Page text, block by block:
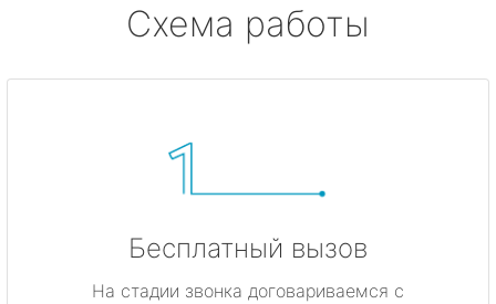
Схема работы
Бесплатный вызов
На стадии звонка договариваемся с